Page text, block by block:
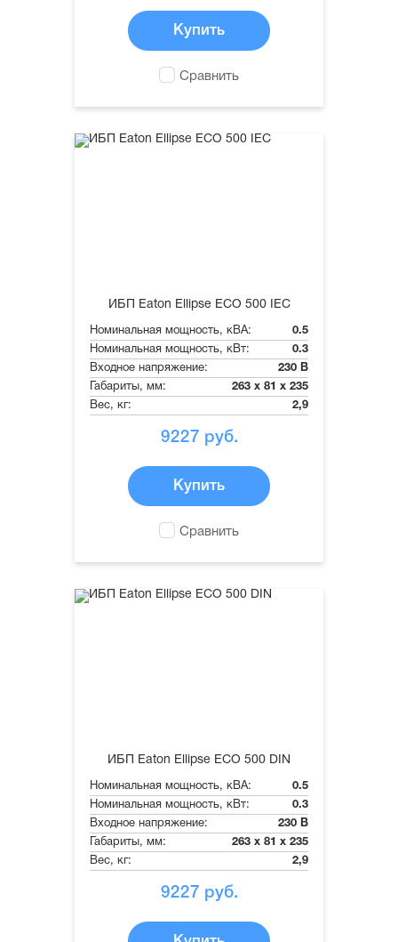
Купить
Сравнить
ИБП Eaton Ellipse ECO 500 IEC
Номинальная мощность, кВА:
0.5
Номинальная мощность, кВт:
0.3
Входное напряжение:
230 В
Габариты, мм:
263 x 81 x 235
Вес, кг:
2,9
9227 руб.
Купить
Сравнить
ИБП Eaton Ellipse ECO 500 DIN
Номинальная мощность, кВА:
0.5
Номинальная мощность, кВт:
0.3
Входное напряжение:
230 В
Габариты, мм:
263 x 81 x 235
Вес, кг:
2,9
9227 руб.